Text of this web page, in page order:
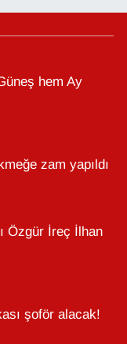
hem Ay
zam yapıldı
Özgür İreç İlhan
şoför alacak!